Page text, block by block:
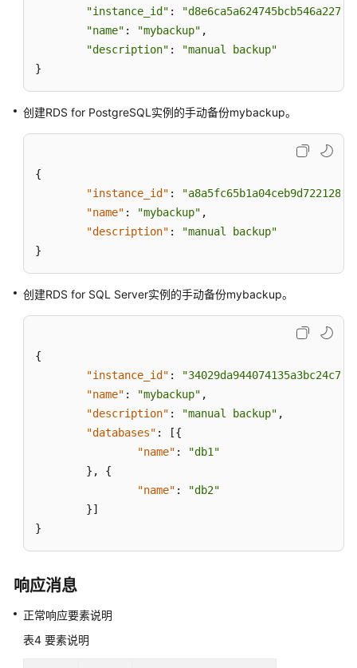
API
域)
用
域）
用
户
"instance_id" :
"name" : "mybackup" ,
"description" :
"manual backup"
}
创建RDS for PostgreSQL实例的手动备份mybackup。
{
"instance_id" :
"name" : "mybackup" ,
"description" :
"manual backup"
}
创建RDS for SQL Server实例的手动备份mybackup。
{
"instance_id" :
"name" : "mybackup" ,
"description" : "manual backup" ,
"databases" : [{
"name" :
"db1"
} ,
{
"name" :
"db2"
}]
}
响应消息
正常响应要素说明
表4 要素说明